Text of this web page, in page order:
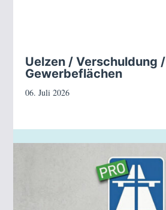
Uelzen / Verschuldung /
Gewerbeflächen
06. Juli 2026